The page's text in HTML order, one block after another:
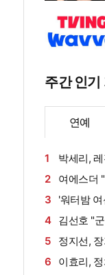
주간 인기
연예
1
박세리,
게 밥 샀다가
2
여에스더
그덕에 사업
3
'워터밤
'후끈'…두산
4
김선호 "
살아남았다"
5
정지선,
부담되면 명
6
이효리,